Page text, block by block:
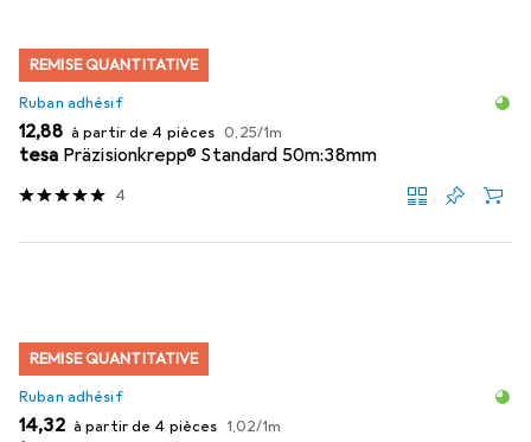
REMISE QUANTITATIVE
Ruban adhésif
EUR
12,88 à partir de 4 pièces EUR
0,25/1m
tesa Präzisionkrepp® Standard 50m:38mm
4
REMISE QUANTITATIVE
Ruban adhésif
EUR
14,32 à partir de 4 pièces EUR
1,02/1m